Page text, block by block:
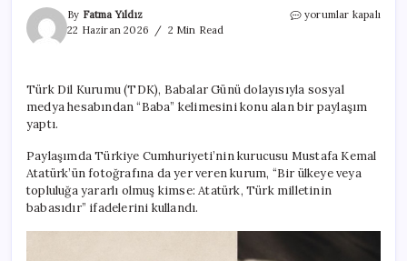
By Fatma Yıldız
22 Haziran 2026
2 Min Read
Türk
Tepkiler
çığ
için
yorumlar kapalı
Türk Dil Kurumu (TDK), Babalar Günü dolayısıyla sosyal
medya hesabından “Baba” kelimesini konu alan bir paylaşım
yaptı.
Paylaşımda Türkiye Cumhuriyeti’nin kurucusu Mustafa Kemal
Atatürk’ün fotoğrafına da yer veren kurum, “Bir ülkeye veya
topluluğa yararlı olmuş kimse: Atatürk, Türk milletinin
babasıdır” ifadelerini kullandı.